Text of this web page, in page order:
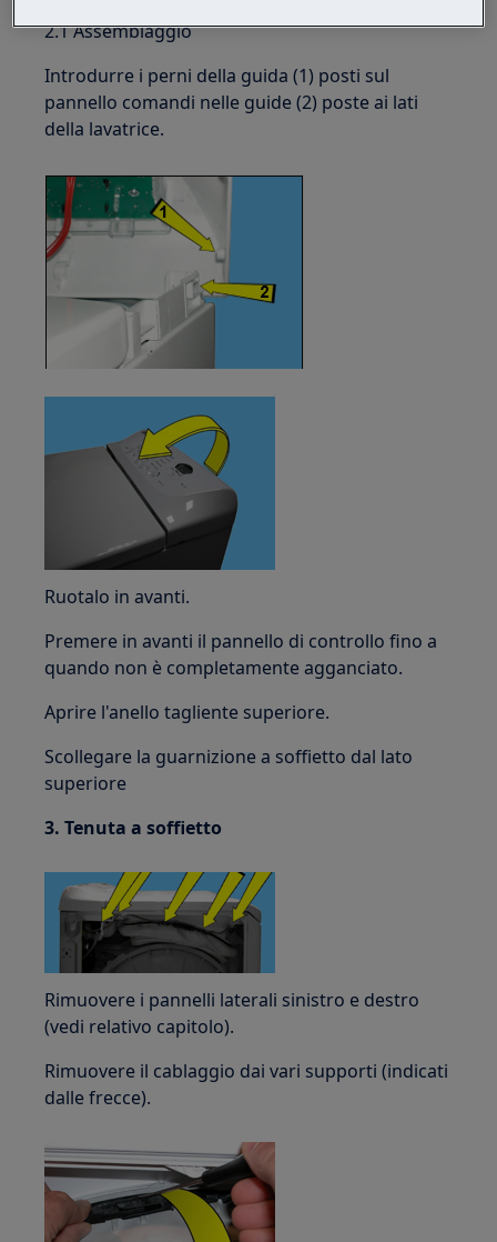
2.1 Assemblaggio
Introdurre i perni della guida (1) posti sul
pannello comandi nelle guide (2) poste ai lati
della lavatrice.
Ruotalo in avanti.
Premere in avanti il pannello di controllo fino a
quando non è completamente agganciato.
Aprire l'anello tagliente superiore.
Scollegare la guarnizione a soffietto dal lato
superiore
3. Tenuta a soffietto
Rimuovere i pannelli laterali sinistro e destro
(vedi relativo capitolo).
Rimuovere il cablaggio dai vari supporti (indicati
dalle frecce).